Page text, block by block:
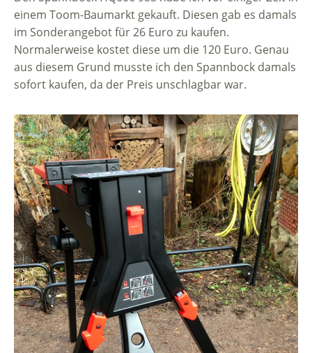
einem Toom-Baumarkt gekauft. Diesen gab es damals
im Sonderangebot für 26 Euro zu kaufen.
Normalerweise kostet diese um die 120 Euro. Genau
aus diesem Grund musste ich den Spannbock damals
sofort kaufen, da der Preis unschlagbar war.